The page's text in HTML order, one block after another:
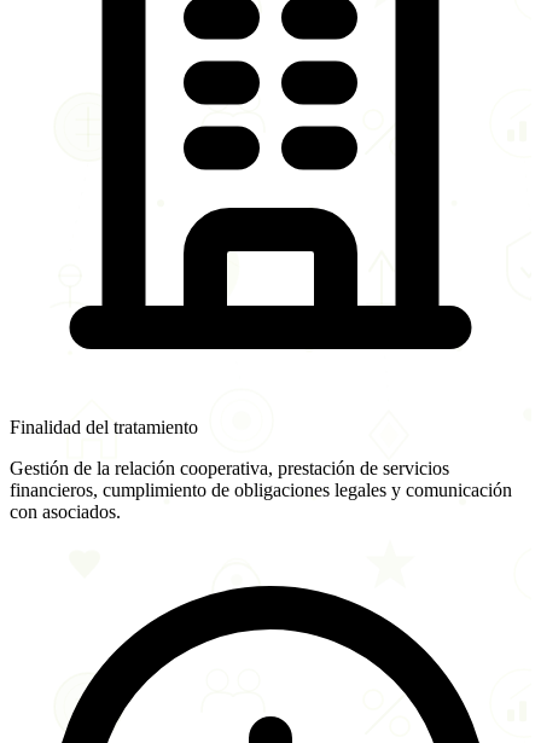
Finalidad del tratamiento
Gestión de la relación cooperativa, prestación de servicios
financieros, cumplimiento de obligaciones legales y comunicación
con asociados.